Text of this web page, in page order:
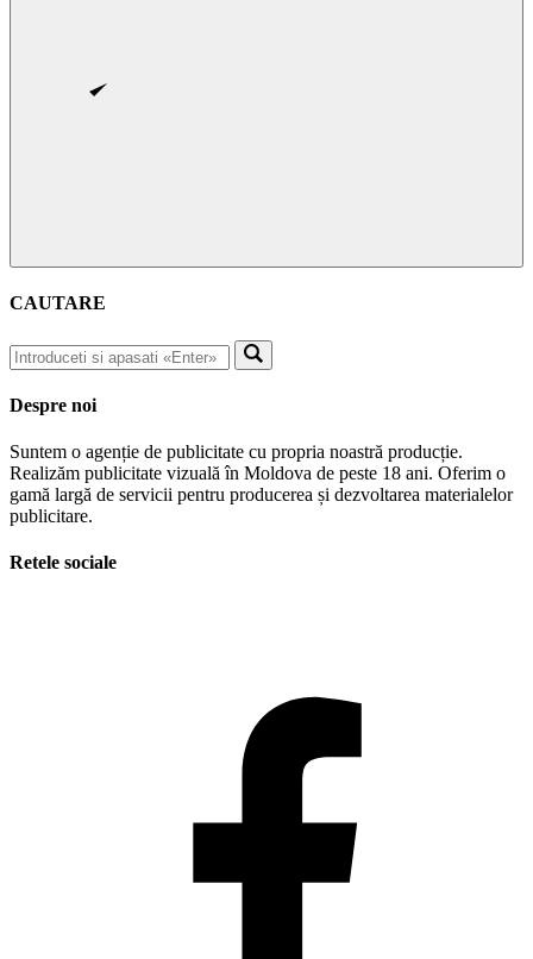
CAUTARE
Despre noi
Suntem o agenție de publicitate cu propria noastră producție.
Realizăm publicitate vizuală în Moldova de peste 18 ani. Oferim o
gamă largă de servicii pentru producerea și dezvoltarea materialelor
publicitare.
Retele sociale